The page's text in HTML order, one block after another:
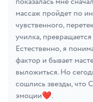
массаж пройдет по
чувственного,
училка,
Естественно, я
фактор и бывает
выложиться. Но
сошлись звезды, что
эмоции❤️.